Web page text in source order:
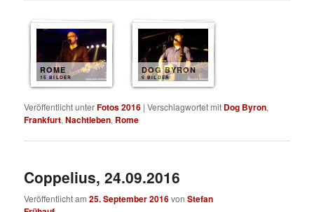
ROME
15 BILDER
DOG BYRON
5 BILDER
Veröffentlicht unterFotos 2016 |Verschlagwortet mit Dog Byron,
Frankfurt,Nachtleben, Rome
Coppelius, 24.09.2016
Veröffentlicht am25. September 2016vonStefan